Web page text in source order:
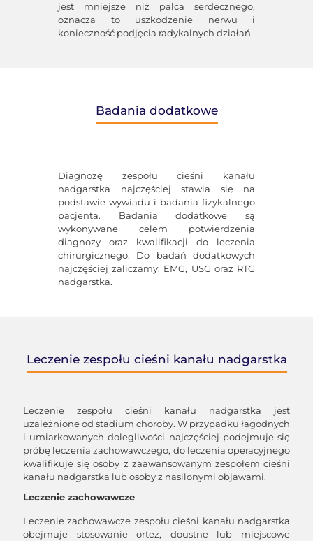
jest mniejsze niż palca serdecznego,
oznacza to uszkodzenie nerwu i
konieczność podjęcia radykalnych działań.
Badania dodatkowe
Diagnozę zespołu cieśni kanału
nadgarstka najczęściej stawia się na
podstawie wywiadu i badania fizykalnego
pacjenta. Badania dodatkowe są
wykonywane celem potwierdzenia
diagnozy oraz kwalifikacji do leczenia
chirurgicznego. Do badań dodatkowych
najczęściej zaliczamy: EMG, USG oraz RTG
nadgarstka.
Leczenie zespołu cieśni kanału nadgarstka
Leczenie zespołu cieśni kanału nadgarstka jest
uzależnione od stadium choroby. W przypadku łagodnych
i umiarkowanych dolegliwości najczęściej podejmuje się
próbę leczenia zachowawczego, do leczenia operacyjnego
kwalifikuje się osoby z zaawansowanym zespołem cieśni
kanału nadgarstka lub osoby z nasilonymi objawami.
Leczenie zachowawcze
Leczenie zachowawcze zespołu cieśni kanału nadgarstka
obejmuje stosowanie ortez, doustne lub miejscowe